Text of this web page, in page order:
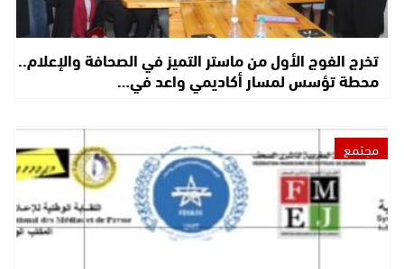
تخرج الفوج الأول من ماستر التميز في الصحافة والإعلام..
محطة تؤسس لمسار أكاديمي واعد في…
مجتمع